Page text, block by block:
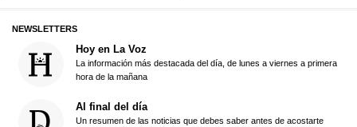
NEWSLETTERS
Hoy en La Voz
La información más destacada del día, de lunes a viernes a primera
hora de la mañana
Al final del día
Un resumen de las noticias que debes saber antes de acostarte